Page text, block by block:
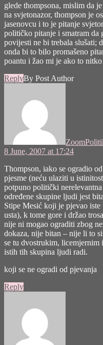
glede thompsona, mislim da
na svjetonazor, thompson je
jasenovcu i to je pitanje
političko pitanje i smatram da
povijesti ne bi trebala slušati;
onda bi to bilo promašeno
poantu i žao mi je ako to
ReplyBy Post Author
8 June, 2007 at 17:24
Thompson, iako se ogradio
pjesme (neću ulaziti u
potpuno politički
određene skupine ljudi jest
Stipe Mesić koji je pjevao iste
usta), k tome gore i držao
nije ni mogao ograditi zbog
dokaza, nije bitan – nije li to
se tu dvostrukim,
istih tih skupina ljudi radi.
koji se ne ogradi od pjevanja
Reply